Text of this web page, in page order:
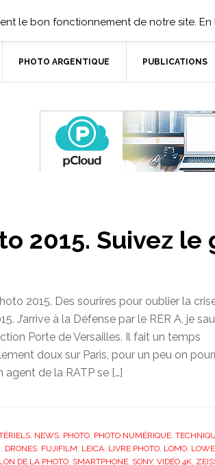
PHOTO ARGENTIQUE PUBLICATIONS
2015. Suivez le
2015. Des sourires pour oublier la
J’arrive à la Défense par le RER A, je
Porte de Versailles. Il fait un temps
doux sur Paris, pour un peu on
agent de la RATP se […]
, NEWS, PHOTO, PHOTO NUMÉRIQUE,
, DRONES, FUJIFILM, LEICA, LIVRE PHOTO, LOMO,
DE LA PHOTO, SMARTPHONE, SONY, VIDÉO 4K,
le bon fonctionnement de notre site.